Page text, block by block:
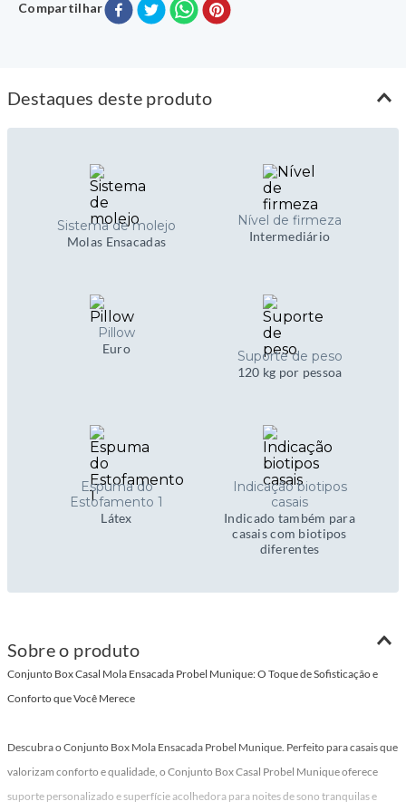
King
L:193C:203
Compartilhar
Destaques deste produto
Sistema de molejo
Molas Ensacadas
Nível de firmeza
Intermediário
Pillow
Euro Suporte de peso
120 kg por pessoa
Espuma do
Estofamento 1
Látex
Indicação biotipos
casais
Indicado também para
casais com biotipos
diferentes
Sobre o produto
Conjunto Box Casal Mola Ensacada Probel Munique: O Toque de Sofisticação e
Conforto que Você Merece
Descubra o Conjunto Box Mola Ensacada Probel Munique. Perfeito para casais que
valorizam conforto e qualidade, o Conjunto Box Casal Probel Munique oferece
suporte personalizado e superfície acolhedora para noites de sono tranquilas e